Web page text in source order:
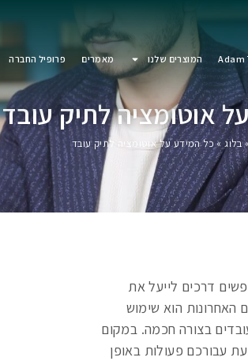
Adam המוצרים שלנו מאמרים פרופיל החברה
אוטומציה לתיק עובד
בלוג»כל המידע על אוטומציה לתיק עובד
דרכים לייעל את
האחרונות הוא שימוש
בצורה חכמה. במקום
עבורכם פעולות באופן